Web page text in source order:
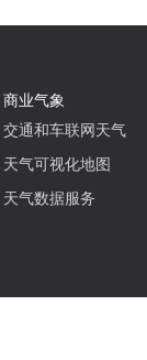
商业气象
交通和车联网天气
天气可视化地图
天气数据服务